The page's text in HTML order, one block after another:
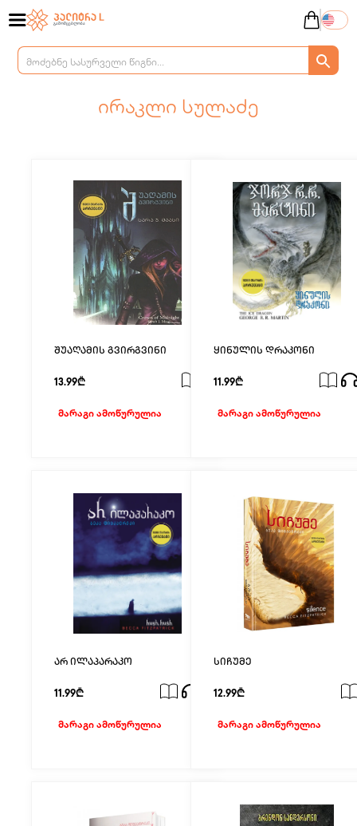
ირაკლი სულაძე
შუაღამის გვირგვინი
13.99₾
მარაგი ამოწურულია
ყინულის დრაკონი
11.99₾
მარაგი ამოწურულია
არ ილაპარაკო
11.99₾
მარაგი ამოწურულია
სიჩუმე
12.99₾
მარაგი ამოწურულია